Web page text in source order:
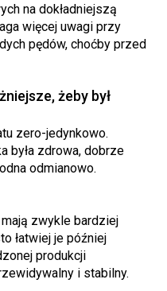
na dokładniejszą
więcej uwagi przy
pędów, choćby przed
żeby był
zero-jedynkowo.
była zdrowa, dobrze
odmianowo.
zwykle bardziej
łatwiej je później
produkcji
i stabilny.